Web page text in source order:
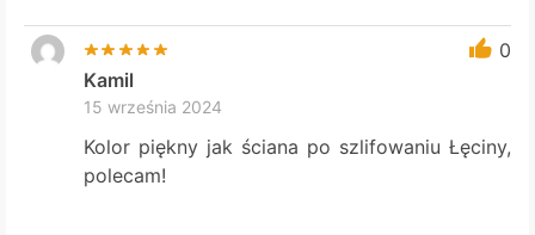
0
Kamil
15 września 2024
Kolor piękny jak ściana po szlifowaniu Łęciny,
polecam!